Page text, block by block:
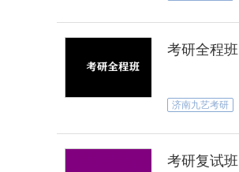
考研全程班
济南九艺考研
考研复试班